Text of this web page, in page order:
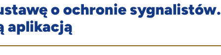
o ochronie
aplikacją